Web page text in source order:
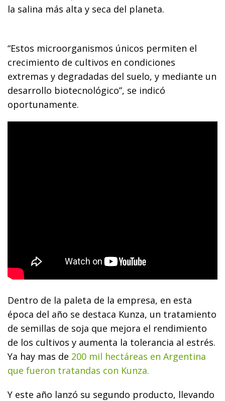
la salina más alta y seca del planeta.
“Estos microorganismos únicos permiten el
crecimiento de cultivos en condiciones
extremas y degradadas del suelo, y mediante un
desarrollo biotecnológico”, se indicó
oportunamente.
Dentro de la paleta de la empresa, en esta
época del año se destaca Kunza, un tratamiento
de semillas de soja que mejora el rendimiento
de los cultivos y aumenta la tolerancia al estrés.
Ya hay mas de 200 mil hectáreas en Argentina
que fueron tratandas con Kunza.
Y este año lanzó su segundo producto, llevando